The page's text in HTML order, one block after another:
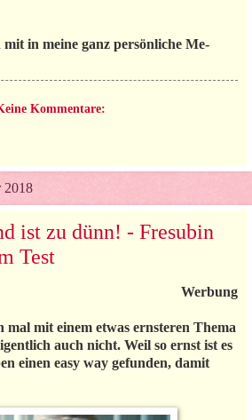
mit in meine ganz persönliche Me-
Kommentare:
2018
ist zu dünn! - Fresubin
Test
Werbung
mal mit einem etwas ernsteren Thema
auch nicht. Weil so ernst ist es
einen easy way gefunden, damit